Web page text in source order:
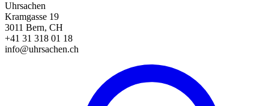
Uhrsachen
Kramgasse 19
3011 Bern, CH
+41 31 318 01 18
info@uhrsachen.ch